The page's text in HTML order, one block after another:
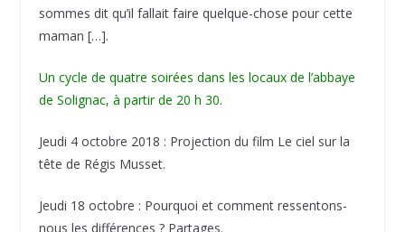
sommes dit qu’il fallait faire quelque-chose pour cette
maman […].
Un cycle de quatre soirées dans les locaux de l’abbaye
de Solignac, à partir de 20 h 30.
Jeudi 4 octobre 2018 : Projection du film Le ciel sur la
tête de Régis Musset.
Jeudi 18 octobre : Pourquoi et comment ressentons-
nous les différences ? Partages.